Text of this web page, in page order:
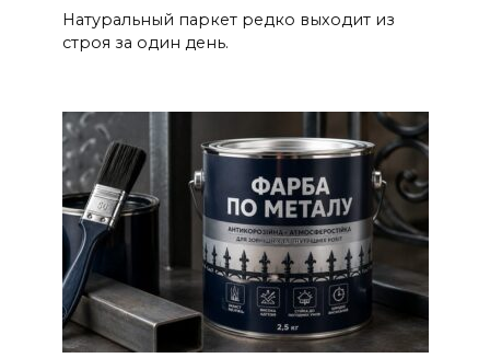
Натуральный паркет редко выходит из
строя за один день.